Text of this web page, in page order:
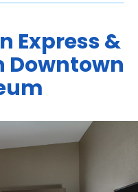
Express &
Downtown